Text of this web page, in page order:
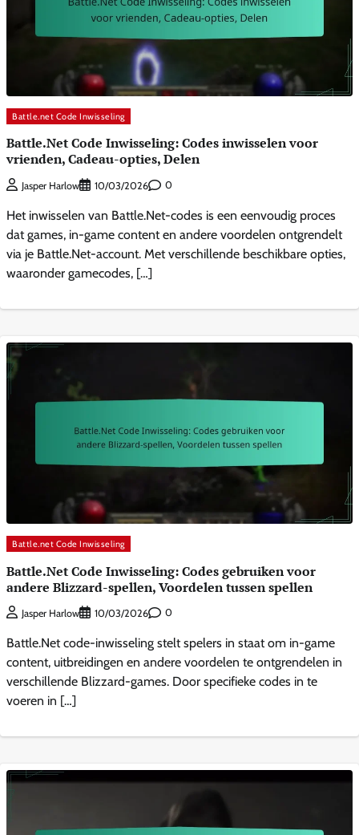
Battle.net Code Inwisseling
Battle.Net Code Inwisseling: Codes inwisselen voor
vrienden, Cadeau-opties, Delen
Jasper Harlow 10/03/2026 0
Het inwisselen van Battle.Net-codes is een eenvoudig proces
dat games, in-game content en andere voordelen ontgrendelt
via je Battle.Net-account. Met verschillende beschikbare opties,
waaronder gamecodes, […]
Battle.net Code Inwisseling
Battle.Net Code Inwisseling: Codes gebruiken voor
andere Blizzard-spellen, Voordelen tussen spellen
Jasper Harlow 10/03/2026 0
Battle.Net code-inwisseling stelt spelers in staat om in-game
content, uitbreidingen en andere voordelen te ontgrendelen in
verschillende Blizzard-games. Door specifieke codes in te
voeren in […]